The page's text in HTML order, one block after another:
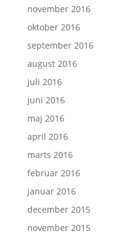
november 2016
oktober 2016
september 2016
august 2016
juli 2016
juni 2016
maj 2016
april 2016
marts 2016
februar 2016
januar 2016
december 2015
november 2015